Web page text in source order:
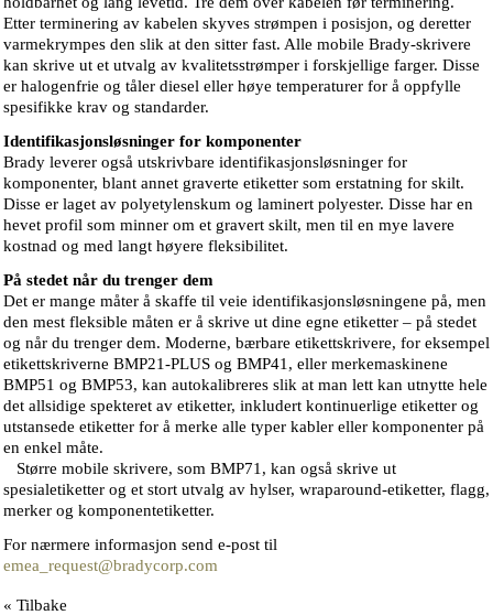
Etter terminering av kabelen skyves strømpen i posisjon, og deretter
varmekrympes den slik at den sitter fast. Alle mobile Brady-skrivere
kan skrive ut et utvalg av kvalitetsstrømper i forskjellige farger. Disse
er halogenfrie og tåler diesel eller høye temperaturer for å oppfylle
spesifikke krav og standarder.
Identifikasjonsløsninger for komponenter
Brady leverer også utskrivbare identifikasjonsløsninger for
komponenter, blant annet graverte etiketter som erstatning for skilt.
Disse er laget av polyetylenskum og laminert polyester. Disse har en
hevet profil som minner om et gravert skilt, men til en mye lavere
kostnad og med langt høyere fleksibilitet.
På stedet når du trenger dem
Det er mange måter å skaffe til veie identifikasjonsløsningene på, men
den mest fleksible måten er å skrive ut dine egne etiketter – på stedet
og når du trenger dem. Moderne, bærbare etikettskrivere, for eksempel
etikettskriverne BMP21-PLUS og BMP41, eller merkemaskinene
BMP51 og BMP53, kan autokalibreres slik at man lett kan utnytte hele
det allsidige spekteret av etiketter, inkludert kontinuerlige etiketter og
utstansede etiketter for å merke alle typer kabler eller komponenter på
en enkel måte.
Større mobile skrivere, som BMP71, kan også skrive ut
spesialetiketter og et stort utvalg av hylser, wraparound-etiketter, flagg,
merker og komponentetiketter.
For nærmere informasjon send e-post til
emea_request@bradycorp.com
« Tilbake